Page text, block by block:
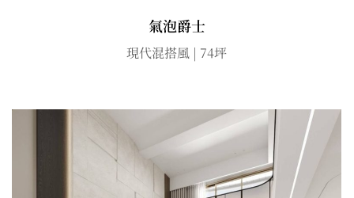
氣泡爵士
現代混搭風 | 74坪